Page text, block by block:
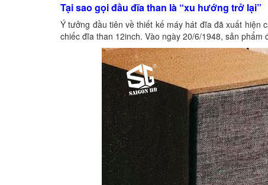
Tại sao gọi đầu đĩa than là “xu hướng trở lại”
Ý tưởng đầu tiên về thiết kế máy hát đĩa đã xuất hiện
chiếc đĩa than 12inch. Vào ngày 20/6/1948, sản